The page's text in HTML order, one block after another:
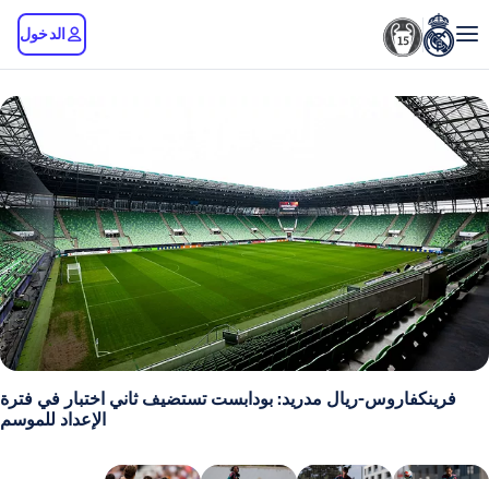
ريال مدريد: بودابست تستضيف ثاني اختبار في فترة
الإعداد للموسم